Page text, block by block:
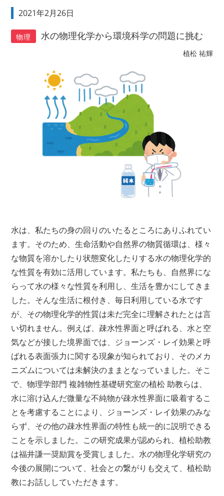
2021年2月26日
物理 水の物理化学から環境科学の問題に挑む
植松 祐輝
水は、私たちの身の回りのいたるところにありふれてい
ます。そのため、生命活動や自然界の物質循環は、様々
な物質を溶かしたり状態変化したりする水の物理化学的
な性質を有効に活用しています。私たちも、自然界にな
らって水の様々な性質を利用し、生活を豊かにしてきま
した。そんな生活に根付き、毎日利用している水です
が、その物理化学的性質は未だ完全に理解されたとは言
い切れません。例えば、疎水性界面と呼ばれる、水と空
気などが接した境界面では、ジョーンズ・レイ効果と呼
ばれる表面張力に関する現象が知られており、そのメカ
ニズムについては未解決のままとなっていました。そこ
で、物理学部門 複雑物性基礎研究室の植松 助教らは、
水に溶け込んだ微量な不純物が疎水性界面に吸着するこ
とを考慮することにより、ジョーンズ・レイ効果のみな
らず、その他の疎水性界面の特性も統一的に説明できる
ことを示しました。この研究成果が認められ、植松助教
は福井謙一奨励賞を受賞しました。水の物理化学研究の
今後の展開について、社会との繋がりも交えて、植松助
教にお話ししていただきます。